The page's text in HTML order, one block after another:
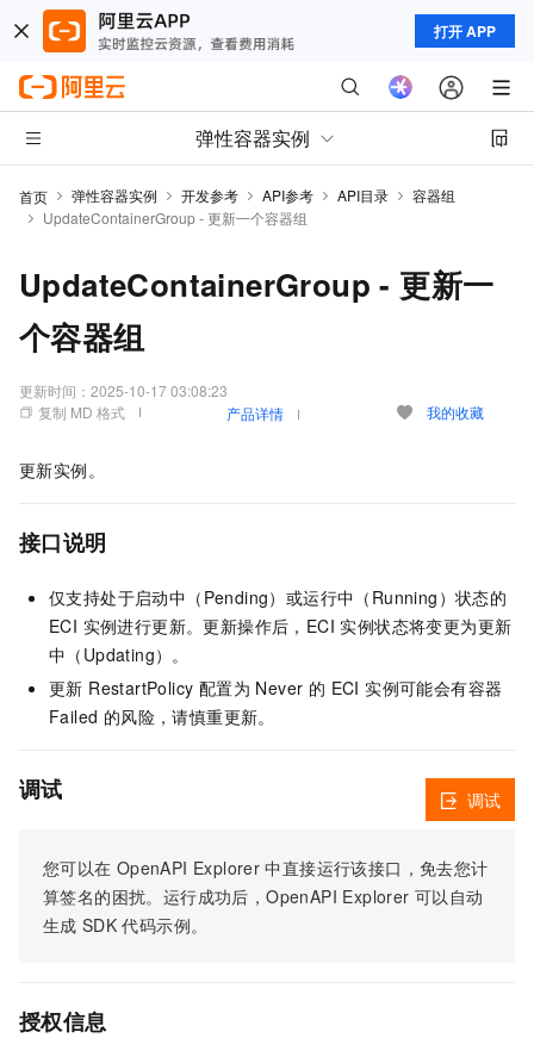
打开 APP
弹性容器实例
首页 弹性容器实例 开发参考 API参考 API目录
容器组
UpdateContainerGroup - 更新一个容器组
UpdateContainerGroup - 更新一
个容器组
更新时间： 2025-10-17 03:08:23
复制 MD 格式
产品详情 我的收藏
更新实例。
接口说明
仅支持处于启动中（Pending）或运行中（Running）状态的
ECI 实例进行更新。更新操作后，ECI 实例状态将变更为更新
中（Updating）。
更新 RestartPolicy 配置为 Never 的 ECI 实例可能会有容器
Failed 的风险，请慎重更新。
调试
您可以在 OpenAPI Explorer 中直接运行该接口，免去您计
算签名的困扰。运行成功后，OpenAPI Explorer 可以自动
生成 SDK 代码示例。
调试
授权信息